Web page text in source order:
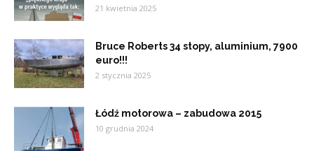
21 kwietnia 2025
Bruce Roberts 34 stopy, aluminium, 7900
euro!!!
2 stycznia 2025
Łódź motorowa – zabudowa 2015
10 grudnia 2024